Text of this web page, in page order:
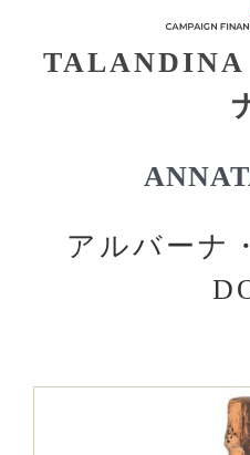
TALANDINA
アルバーナ